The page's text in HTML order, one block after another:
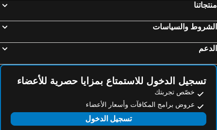
والسياسات
تسجيل الدخول للاستمتاع بمزايا حصرية للأعضاء
خصّص تجربتك
عروض برامج المكافآت وأسعار الأعضاء
تسجيل الدخول